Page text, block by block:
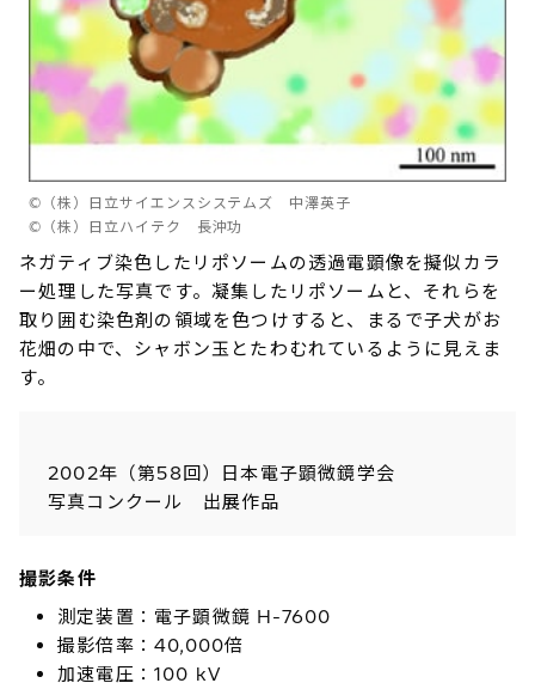
©（株）日立サイエンスシステムズ 中澤英子
©（株）日立ハイテク 長沖功
ネガティブ染色したリポソームの透過電顕像を擬似カラ
ー処理した写真です。凝集したリポソームと、それらを
取り囲む染色剤の領域を色つけすると、まるで子犬がお
花畑の中で、シャボン玉とたわむれているように見えま
す。
2002年（第58回）日本電子顕微鏡学会
写真コンクール 出展作品
撮影条件
測定装置：電子顕微鏡 H-7600
撮影倍率：40,000倍
加速電圧：100 kV